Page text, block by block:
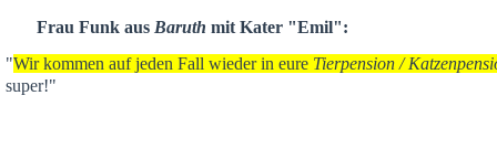
Frau Funk aus Baruth mit Kater "Emil":
"Wir kommen auf jeden Fall wieder in eure Tierpension /
super!"